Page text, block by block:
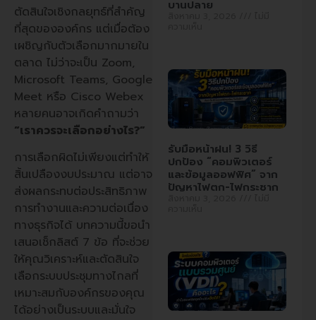
ตัดสินใจเชิงกลยุทธ์ที่สำคัญ
ที่สุดขององค์กร แต่เมื่อต้อง
เผชิญกับตัวเลือกมากมายใน
ตลาด ไม่ว่าจะเป็น Zoom,
Microsoft Teams, Google
Meet หรือ Cisco Webex
หลายคนอาจเกิดคำถามว่า
“เราควรจะเลือกอย่างไร?”
การเลือกผิดไม่เพียงแต่ทำให้
สิ้นเปลืองงบประมาณ แต่อาจ
ส่งผลกระทบต่อประสิทธิภาพ
การทำงานและความต่อเนื่อง
ทางธุรกิจได้ บทความนี้ขอนำ
เสนอเช็กลิสต์ 7 ข้อ ที่จะช่วย
ให้คุณวิเคราะห์และตัดสินใจ
เลือกระบบประชุมทางไกลที่
เหมาะสมกับองค์กรของคุณ
ได้อย่างเป็นระบบและมั่นใจ
บานปลาย
รับมือหน้าฝน! 3 วิธี
ปกป้อง “คอมพิวเตอร์
และข้อมูลออฟฟิศ” จาก
ปัญหาไฟตก-ไฟกระชาก